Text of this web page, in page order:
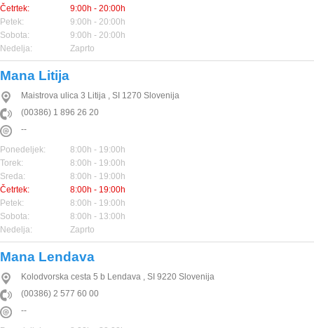
Četrtek:
9:00h - 20:00h
Petek:
9:00h - 20:00h
Sobota:
9:00h - 20:00h
Nedelja:
Zaprto
Mana Litija
Maistrova ulica 3 Litija , SI 1270 Slovenija
(00386) 1 896 26 20
--
Ponedeljek:
8:00h - 19:00h
Torek:
8:00h - 19:00h
Sreda:
8:00h - 19:00h
Četrtek:
8:00h - 19:00h
Petek:
8:00h - 19:00h
Sobota:
8:00h - 13:00h
Nedelja:
Zaprto
Mana Lendava
Kolodvorska cesta 5 b Lendava , SI 9220 Slovenija
(00386) 2 577 60 00
--